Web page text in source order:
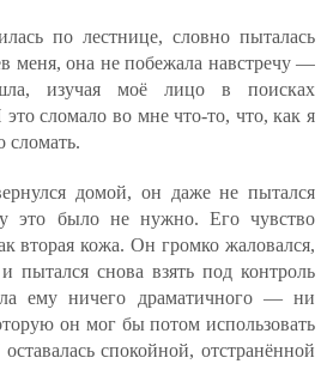
по лестнице, словно пыталась
меня, она не побежала навстречу —
изучая моё лицо в поисках
сломало во мне что-то, что, как я
сломать.
домой, он даже не пытался
это было не нужно. Его чувство
вторая кожа. Он громко жаловался,
пытался снова взять под контроль
ему ничего драматичного — ни
он мог бы потом использовать
спокойной, отстранённой